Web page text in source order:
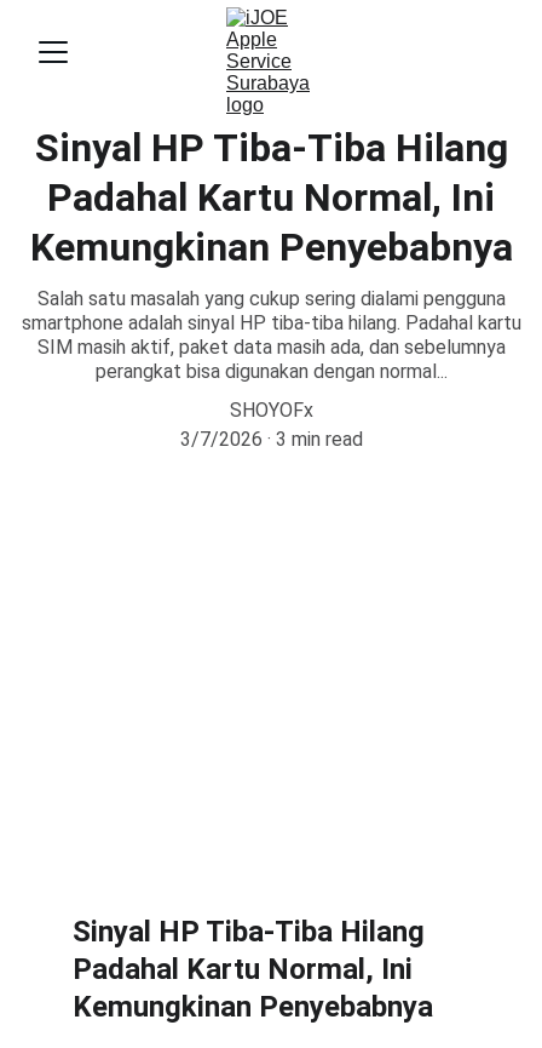
Sinyal HP Tiba-Tiba Hilang
Padahal Kartu Normal, Ini
Kemungkinan Penyebabnya
Salah satu masalah yang cukup sering dialami pengguna
smartphone adalah sinyal HP tiba-tiba hilang. Padahal kartu
SIM masih aktif, paket data masih ada, dan sebelumnya
perangkat bisa digunakan dengan normal...
SHOYOFx
3/7/2026
3 min read
Sinyal HP Tiba-Tiba Hilang
Padahal Kartu Normal, Ini
Kemungkinan Penyebabnya